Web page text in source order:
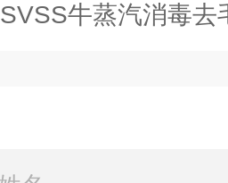
SVSS牛蒸汽消毒去